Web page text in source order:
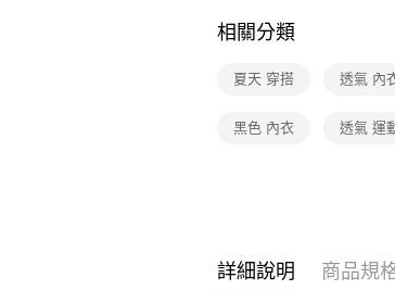
相關分類
夏天 穿搭 透氣 內
黑色 內衣 透氣 運
詳細說明 商品規